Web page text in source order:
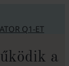
Q1-ET
a